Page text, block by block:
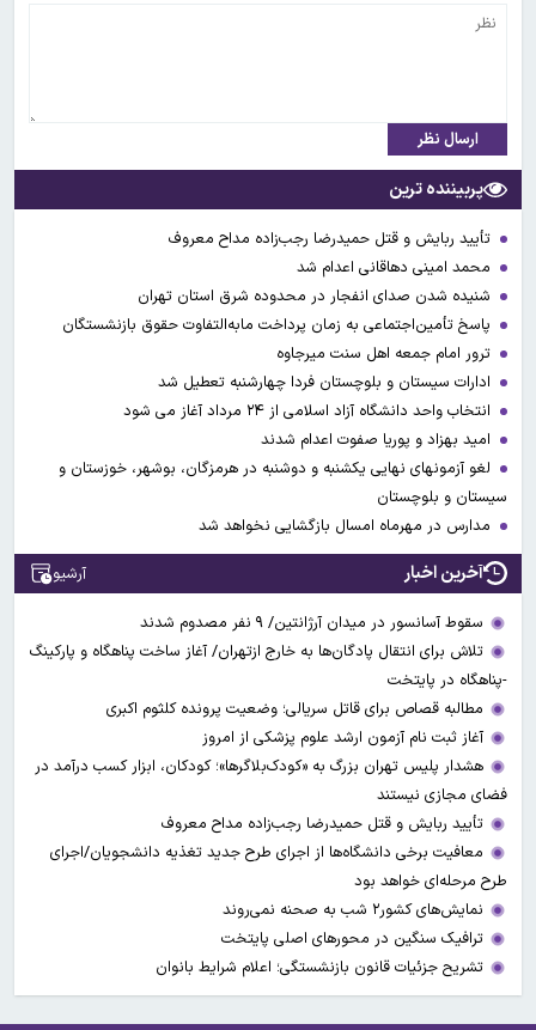
ارسال نظر
پربیننده ترین
تأیید ربایش و قتل حمیدرضا رجب‌زاده مداح معروف
محمد امینی دهاقانی اعدام شد
شنیده شدن صدای انفجار در محدوده شرق استان تهران
پاسخ تأمین‌اجتماعی به زمان پرداخت مابه‌التفاوت حقوق بازنشستگان
ترور امام جمعه اهل سنت میرجاوه
ادارات سیستان و بلوچستان فردا چهارشنبه تعطیل شد
انتخاب واحد دانشگاه آزاد اسلامی از ۲۴ مرداد آغاز می شود
امید بهزاد و پوریا صفوت اعدام شدند
لغو آزمونهای نهایی یکشنبه و دوشنبه در هرمزگان، بوشهر، خوزستان و
سیستان و بلوچستان
مدارس در مهرماه امسال بازگشایی نخواهد شد
آخرین اخبار آرشیو
سقوط آسانسور در میدان آرژانتین/ ۹ نفر مصدوم شدند
تلاش برای انتقال پادگان‌ها به خارج ازتهران/ آغاز ساخت پناهگاه و پارکینگ
-پناهگاه در پایتخت
مطالبه قصاص برای قاتل سریالی؛ وضعیت پرونده کلثوم اکبری
آغاز ثبت نام آزمون ارشد علوم پزشکی از امروز
هشدار پلیس تهران بزرگ به «کودک‌بلاگرها»؛ کودکان، ابزار کسب درآمد در
فضای مجازی نیستند
تأیید ربایش و قتل حمیدرضا رجب‌زاده مداح معروف
معافیت برخی دانشگاه‌ها از اجرای طرح جدید تغذیه دانشجویان/اجرای
طرح مرحله‌ای خواهد بود
نمایش‌های کشور٢ شب به صحنه نمی‌روند
ترافیک سنگین در محورهای اصلی پایتخت
تشریح جزئیات قانون بازنشستگی؛ اعلام شرایط بانوان